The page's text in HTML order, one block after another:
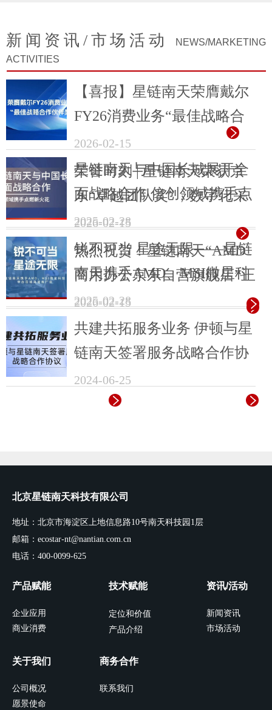
新闻资讯/市场活动
NEWS/MARKETING
ACTIVITIES
【喜报】星链南天荣膺戴尔
FY26消费业务“最佳战略合
作伙伴奖”
2026-02-15
荣誉时刻 | 星链南天荣获京
东“卓越团队奖”，数字化采
购标杆再升级
2026-02-15
热烈祝贺！星链南天“AMD
商用办公京东自营旗舰店”正
式上线运营
2026-02-15
星链南天与中国长城展开全
面战略合作 信创领域携手点
燃新火花
2025-02-28
锐不可当 星途无限——星链
南天携手AMD、MSI微星科
技举办百城渠道推广会
2025-02-28
共建共拓服务业务 伊顿与星
链南天签署服务战略合作协
议
2024-06-25
产品赋能
企业应用
商业消费
技术赋能
定位和价值
产品介绍
资讯/活动
新闻资讯
市场活动
关于我们
公司概况
愿景使命
商务合作
联系我们
北京星链南天科技有限公司
地址：北京市海淀区上地信息路10号南天科技园1层
邮箱：ecostar-nt@nantian.com.cn
电话：400-0099-625